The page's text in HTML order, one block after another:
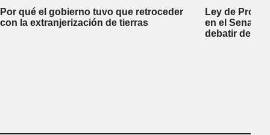
Por qué el gobierno tuvo que retroceder
con la extranjerización de tierras
Ley de
en el Senado
debatir